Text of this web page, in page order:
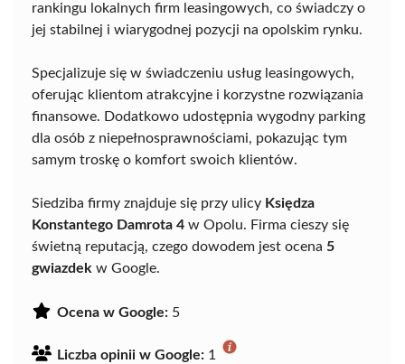
rankingu lokalnych firm leasingowych, co świadczy o
jej stabilnej i wiarygodnej pozycji na opolskim rynku.
Specjalizuje się w świadczeniu usług leasingowych,
oferując klientom atrakcyjne i korzystne rozwiązania
finansowe. Dodatkowo udostępnia wygodny parking
dla osób z niepełnosprawnościami, pokazując tym
samym troskę o komfort swoich klientów.
Siedziba firmy znajduje się przy ulicy Księdza
Konstantego Damrota 4 w Opolu. Firma cieszy się
świetną reputacją, czego dowodem jest ocena 5
gwiazdek w Google.
Ocena w Google: 5
Liczba opinii w Google: 1